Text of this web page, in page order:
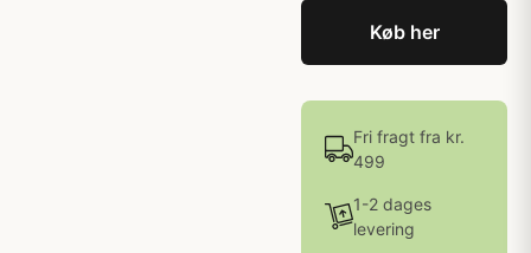
Køb her
Fri fragt fra kr.
499
1-2 dages
levering